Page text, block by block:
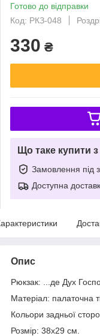
Готово до відправки
Код: РКЗ-048
330 ₴
Що таке купити
Замовлення під
Доступна
Опис
Рюкзак: ...де Дух
Матеріал: палаточна
Кольори задньої
Розмір: 38х29 см.